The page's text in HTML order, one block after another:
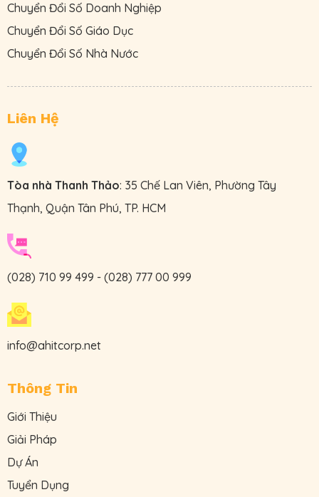
Chuyển Đổi Số Doanh Nghiệp
Chuyển Đổi Số Giáo Dục
Chuyển Đổi Số Nhà Nước
Liên Hệ
Tòa nhà Thanh Thảo: 35 Chế Lan Viên, Phường Tây
Thạnh, Quận Tân Phú, TP. HCM
(028) 710 99 499 - (028) 777 00 999
info@ahitcorp.net
Thông Tin
Giới Thiệu
Giải Pháp
Dự Án
Tuyển Dụng